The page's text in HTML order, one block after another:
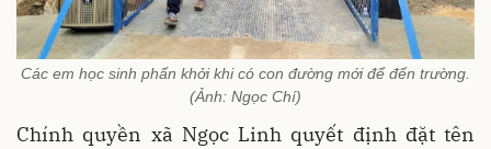
Các em học sinh phấn khởi khi có con đường mới để đến trường.
(Ảnh: Ngọc Chí)
Chính quyền xã Ngọc Linh quyết định đặt tên